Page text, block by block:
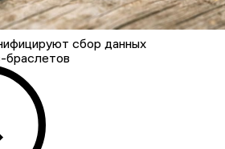
сбор данных
браслетов